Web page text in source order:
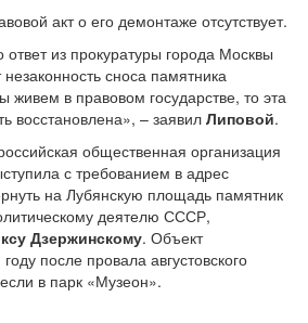
акт о его демонтаже отсутствует.
ответ из прокуратуры города Москвы
сноса памятника
в правовом государстве, то эта
восстановлена», – заявил Липовой.
общественная организация
с требованием в адрес
на Лубянскую площадь памятник
деятелю СССР,
Дзержинскому. Объект
после провала августовского
в парк «Музеон».